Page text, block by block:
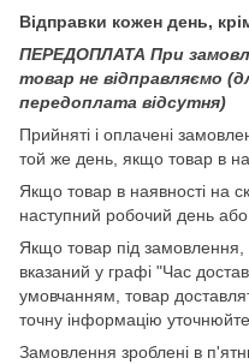
Відправки кожен день,
ПЕРЕДОПЛАТА При
товар не відправляємо
передоплата відсутня)
Прийняті і оплачені
той же день, якщо товар в
Якщо товар в наявності на
наступний робочий день
Якщо товар під замовлення,
вказаний у графі "Час
умовчанням, товар
точну інформацію
Замовлення зроблені в